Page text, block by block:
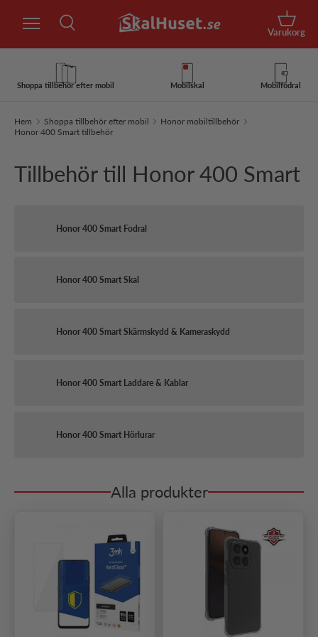
Hoppa till innehåll
Sök
Korg
Varukorg
Shoppa tillbehör efter mobil Mobilskal Mobilfodral
Hem Shoppa tillbehör efter mobil
Honor mobiltillbehör
Honor 400 Smart tillbehör
Tillbehör till Honor 400 Smart
Honor 400 Smart Fodral
Honor 400 Smart Skal
Honor 400 Smart Skärmskydd & Kameraskydd
Honor 400 Smart Laddare & Kablar
Honor 400 Smart Hörlurar
Alla produkter